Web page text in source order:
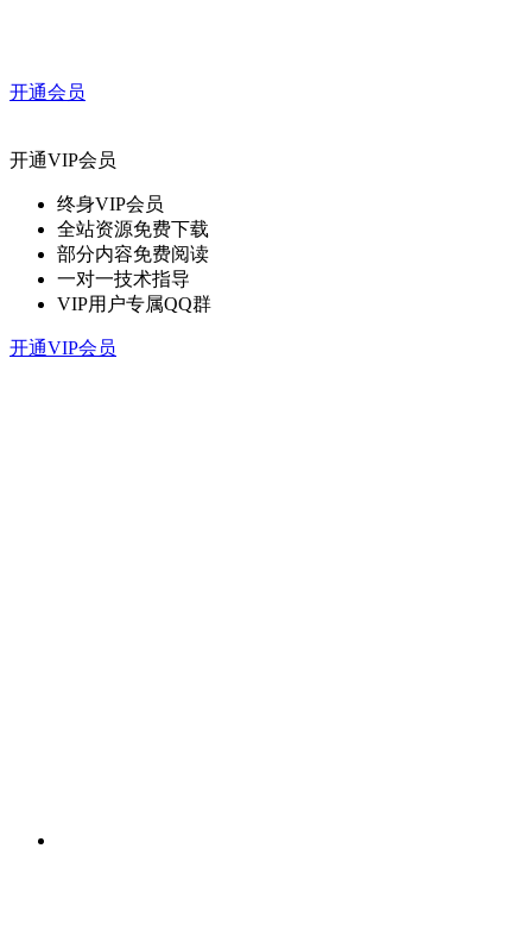
开通会员
开通VIP会员
终身VIP会员
全站资源免费下载
部分内容免费阅读
一对一技术指导
VIP用户专属QQ群
开通VIP会员